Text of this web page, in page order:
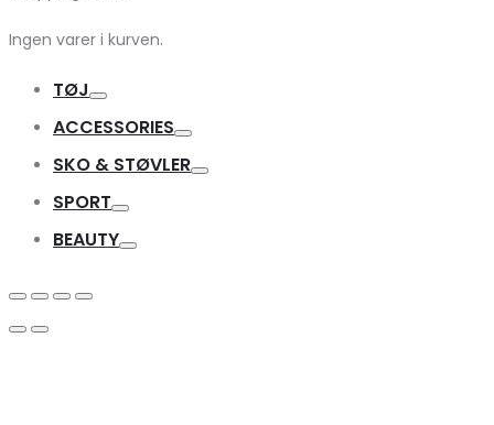
Ingen varer i kurven.
TØJ
ACCESSORIES
SKO & STØVLER
SPORT
BEAUTY